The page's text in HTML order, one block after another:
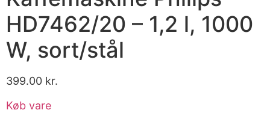
HD7462/20 – 1,2 l, 1000
W, sort/stål
399.00 kr.
Køb vare